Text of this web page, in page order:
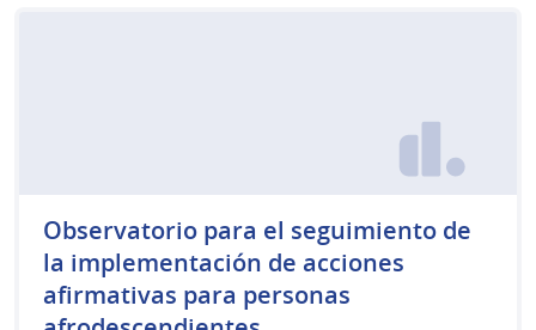
Observatorio para el seguimiento de
la implementación de acciones
afirmativas para personas